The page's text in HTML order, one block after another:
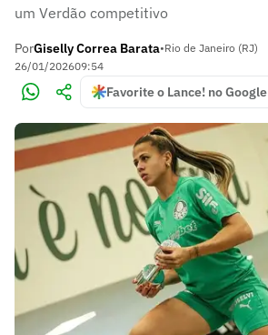
um Verdão competitivo
PorGiselly Correa Barata•Rio de Janeiro (RJ)
26/01/202609:54
Favorite o Lance! no Google